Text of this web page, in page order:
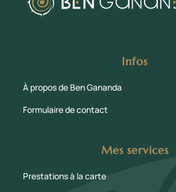
Infos
À propos de Ben Gananda
Formulaire de contact
Mes services
Prestations à la carte